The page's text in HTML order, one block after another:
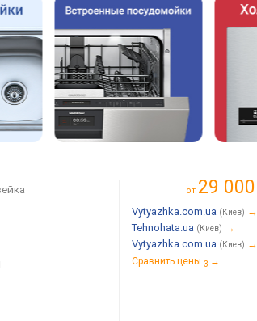
от 29 000
Vytyazhka.com.ua (Киев) →
Tehnohata.ua (Киев) →
Vytyazhka.com.ua (Киев) →
Сравнить цены 3 →